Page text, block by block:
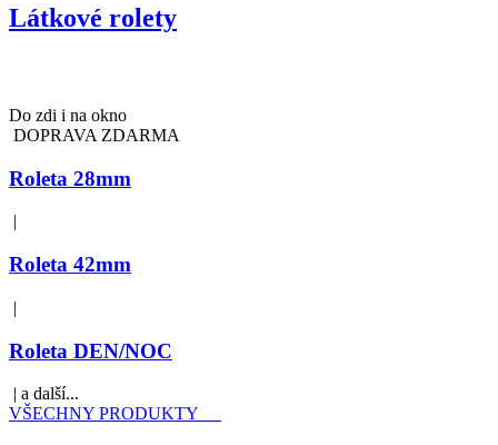
Látkové rolety
Do zdi i na okno
DOPRAVA ZDARMA
Roleta 28mm
|
Roleta 42mm
|
Roleta DEN/NOC
| a další...
VŠECHNY PRODUKTY